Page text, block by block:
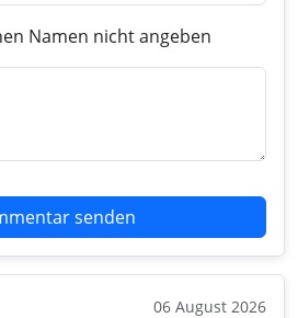
Namen nicht angeben
senden
06 August 2026